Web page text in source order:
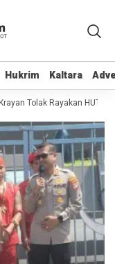
Hukrim Kaltara
Hukrim Kaltara
Tolak Rayakan HUT RI 81